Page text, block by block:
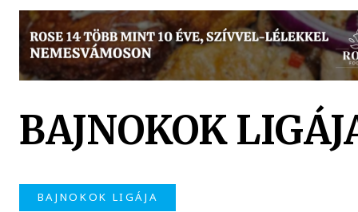
BAJNOKOK
BAJNOKOK LIGÁJA